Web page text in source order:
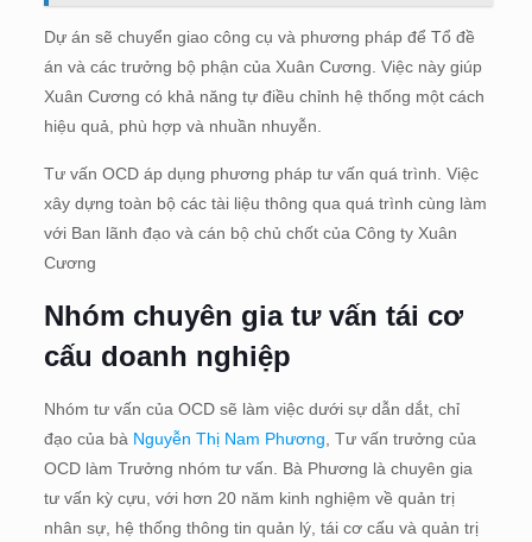
Dự án sẽ chuyển giao công cụ và phương pháp để Tổ đề
án và các trưởng bộ phận của Xuân Cương. Việc này giúp
Xuân Cương có khả năng tự điều chỉnh hệ thống một cách
hiệu quả, phù hợp và nhuần nhuyễn.
Tư vấn OCD áp dụng phương pháp tư vấn quá trình. Việc
xây dựng toàn bộ các tài liệu thông qua quá trình cùng làm
với Ban lãnh đạo và cán bộ chủ chốt của Công ty Xuân
Cương
Nhóm chuyên gia tư vấn tái cơ
cấu doanh nghiệp
Nhóm tư vấn của OCD sẽ làm việc dưới sự dẫn dắt, chỉ
đạo của bà Nguyễn Thị Nam Phương , Tư vấn trưởng của
OCD làm Trưởng nhóm tư vấn. Bà Phương là chuyên gia
tư vấn kỳ cựu, với hơn 20 năm kinh nghiệm về quản trị
nhân sự, hệ thống thông tin quản lý, tái cơ cấu và quản trị